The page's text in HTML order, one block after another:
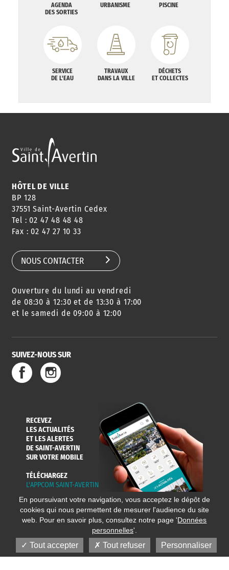
AGENDA
DES SORTIES
URBANISME PISCINE
SERVICE
DE L'EAU
TRAVAUX
DANS LA VILLE
DÉCHETS
ET COLLECTES
HÔTEL DE VILLE
BP 128
37551 Saint-Avertin Cedex
Tel : 02 47 48 48 48
Fax : 02 47 27 10 33
NOUS CONTACTER
Ouverture du lundi au vendredi
de 08:30 à 12:30 et de 13:30 à 17:00
et le samedi de 09:00 à 12:00
SUIVEZ-NOUS SUR
RECEVEZ
LES ACTUALITÉS
ET LES ALERTES
DE SAINT-AVERTIN
SUR VOTRE MOBILE
TÉLÉCHARGEZ
L'APPCOM SAINT-AVERTIN
En poursuivant votre navigation, vous acceptez le dépôt de
cookies qui nous permettent de mesurer l'audience du site
web. Pour en savoir plus, consultez notre page 'Données
personnelles'.
Tout accepter Tout refuser Personnaliser